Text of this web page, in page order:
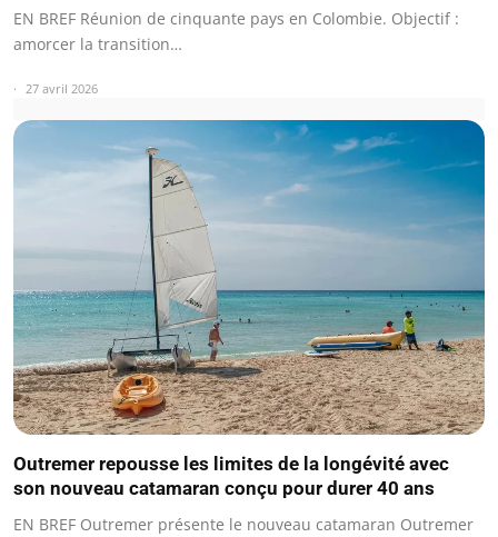
EN BREF Réunion de cinquante pays en Colombie. Objectif :
amorcer la transition…
27 avril 2026
Outremer repousse les limites de la longévité avec
son nouveau catamaran conçu pour durer 40 ans
EN BREF Outremer présente le nouveau catamaran Outremer